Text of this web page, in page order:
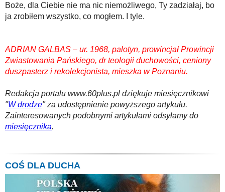
Boże, dla Ciebie nie ma nic niemożliwego, Ty zadziałaj, bo
ja zrobiłem wszystko, co mogłem. I tyle.
ADRIAN GALBAS – ur. 1968, palotyn, prowincjał Prowincji
Zwiastowania Pańskiego, dr teologii duchowości, ceniony
duszpasterz i rekolekcjonista, mieszka w Poznaniu.
Redakcja portalu www.60plus.pl dziękuje miesięcznikowi
"W drodze" za udostępnienie powyższego artykułu.
Zainteresowanych podobnymi artykułami odsyłamy do
miesięcznika.
COŚ DLA DUCHA